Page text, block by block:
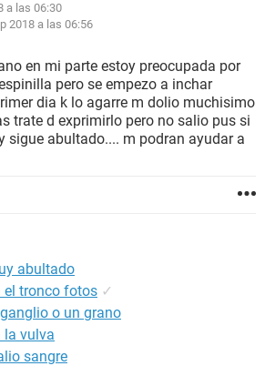
a las 06:30
2018 a las 06:56
en mi parte estoy preocupada por
pero se empezo a inchar
dia k lo agarre m dolio muchisimo
trate d exprimirlo pero no salio pus si
sigue abultado.... m podran ayudar a
abultado
el tronco fotos ✓
o un grano
la vulva
sangre